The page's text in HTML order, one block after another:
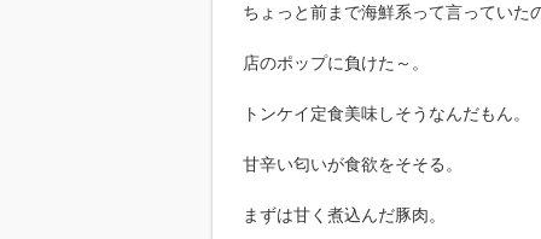
ちょっと前まで海鮮系って言っていた
店のポップに負けた～。
トンケイ定食美味しそうなんだもん。
甘辛い匂いが食欲をそそる。
まずは甘く煮込んだ豚肉。